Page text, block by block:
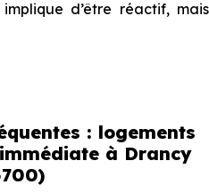
d’être réactif, mais
faire
en livraison immédiate à
: logements
à Drancy